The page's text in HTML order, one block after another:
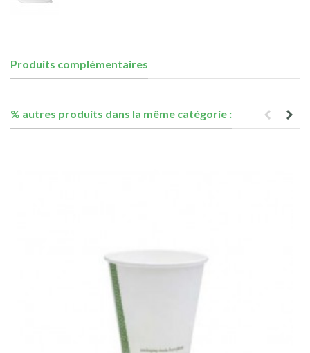
Produits complémentaires
% autres produits dans la même catégorie :